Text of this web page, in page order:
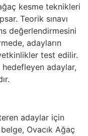
kesme teknikleri
Teorik sınavı
değerlendirmesini
adayların
test edilir.
hedefleyen adaylar,
adaylar için
Ovacık Ağaç